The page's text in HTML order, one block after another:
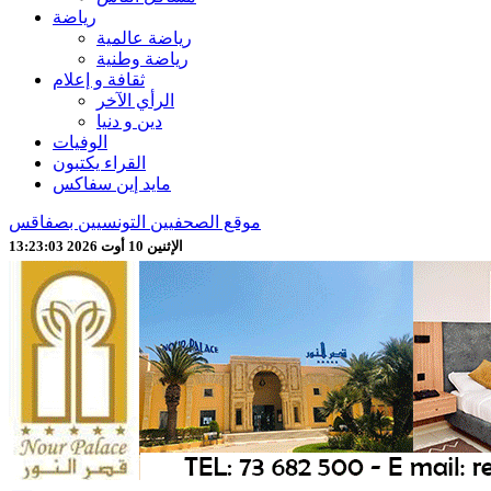
رياضة
رياضة عالمية
رياضة وطنية
ثقافة و إعلام
الرأي الآخر
دين و دنيا
الوفيات
القراء يكتبون
مايد إين سفاكس
موقع الصحفيين التونسيين بصفاقس
الإثنين 10 أوت 2026 13:23:03